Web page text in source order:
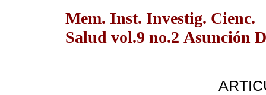
Mem. Inst. Investig. Cienc.
Salud vol.9 no.2 Asunción